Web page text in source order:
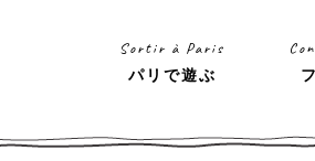
Sortir à Paris
パリで遊ぶ